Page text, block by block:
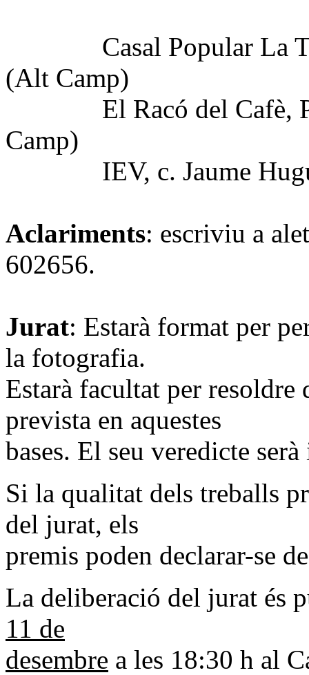
Casal Popular La
(Alt Camp)
El Racó del Cafè, Pç
Camp)
IEV, c. Jaume
Aclariments: escriviu a
602656.
Jurat: Estarà format per
la fotografia.
Estarà facultat per
prevista en aquestes
bases. El seu veredicte
Si la qualitat dels treballs
del jurat, els
premis poden declarar-se
La deliberació del jurat és
11 de
desembre a les 18:30 h al